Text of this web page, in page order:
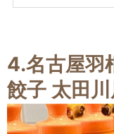
4.名古屋羽
餃子 太田